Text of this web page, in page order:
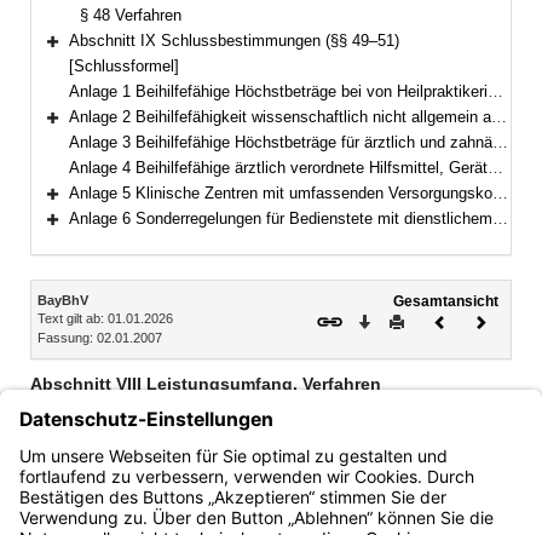
§ 48 Verfahren
Bereich erweitern
Abschnitt IX Schlussbestimmungen (§§ 49–51)
[Schlussformel]
Anlage 1 Beihilfefähige Höchstbeträge bei von Heilpraktikerinnen und Heilpraktikern erbrachten Leistungen
Bereich erweitern
Anlage 2 Beihilfefähigkeit wissenschaftlich nicht allgemein anerkannter Methoden
Anlage 3 Beihilfefähige Höchstbeträge für ärztlich und zahnärztlich verordnete Heilbehandlungen
Anlage 4 Beihilfefähige ärztlich verordnete Hilfsmittel, Geräte zur Selbstbehandlung und Selbstkontrolle sowie Körperersatzstücke
Bereich erweitern
Anlage 5 Klinische Zentren mit umfassenden Versorgungskonzepten zur Erkennung und Therapie von erblich bedingten Krebserkrankungen
Anlage 6 Sonderregelungen für Bedienstete mit dienstlichem Wohnsitz im Ausland
Inhalt
BayBhV
Text gilt ab: 01.01.2026
Fassung: 02.01.2007
Gesamtansicht
Download
DruckenVorheriges
Abschnitt VIII Leistungsumfang, Verfahren
§ 46 Bemessung der Beihilfen
§ 47 Begrenzung der Beihilfen
§ 48 Verfahren